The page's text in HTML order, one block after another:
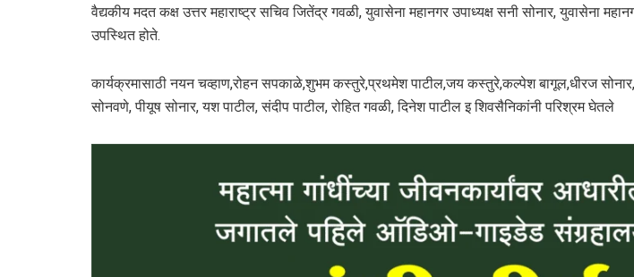
वैद्यकीय मदत कक्ष उत्तर महाराष्ट्र सचिव जितेंद्र गवळी, युवासेना महानगर उपाध्यक्ष सनी सोनार, युवासेना
उपस्थित होते.
कार्यक्रमासाठी नयन चव्हाण,रोहन सपकाळे,शुभम कस्तुरे,प्रथमेश पाटील,जय कस्तुरे,कल्पेश बागूल,धीरज
सोनवणे, पीयूष सोनार, यश पाटील, संदीप पाटील, रोहित गवळी, दिनेश पाटील इ शिवसैनिकांनी परिश्रम घेतले